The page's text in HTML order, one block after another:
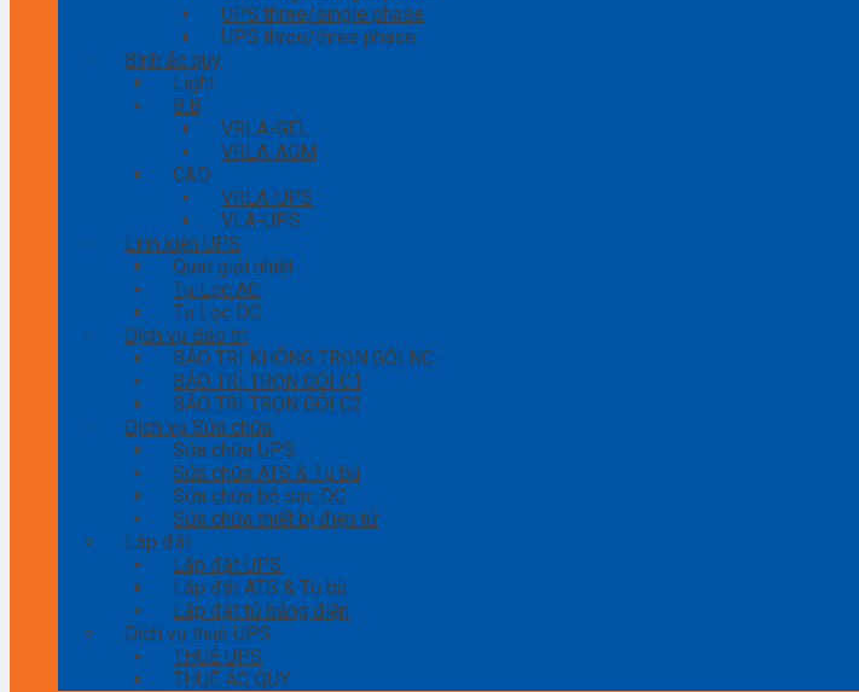
UPS three/single phase
UPS three/three phase
Bình ắc quy
Light
B.B
VRLA-GEL
VRLA-AGM
C&D
VRLA-UPS
VLA-UPS
Linh kiện UPS
Quạt giải nhiệt
Tụ Lọc AC
Tụ Lọc DC
Dịch vụ Bảo trì
BẢO TRÌ KHÔNG TRỌN GÓI NC
BẢO TRÌ TRỌN GÓI C1
BẢO TRÌ TRỌN GÓI C2
Dịch vụ Sửa chữa
Sửa chữa UPS
Sửa chữa ATS & Tụ bù
Sửa chữa bộ sạc DC
Sửa chữa thiết bị điện tử
Lắp đặt
Lắp đặt UPS
Lắp đặt ATS & Tụ bù
Lắp đặt tủ bảng điện
Dịch vụ thuê UPS
THUÊ UPS
THUÊ ẮC QUY